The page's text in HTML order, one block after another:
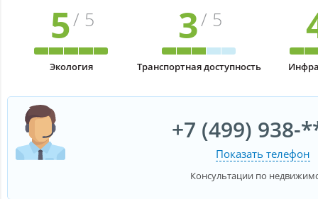
5/ 5
Экология
3/ 5
Транспортная доступность
+7 (499) 938-
Показать телефон
Консультации по